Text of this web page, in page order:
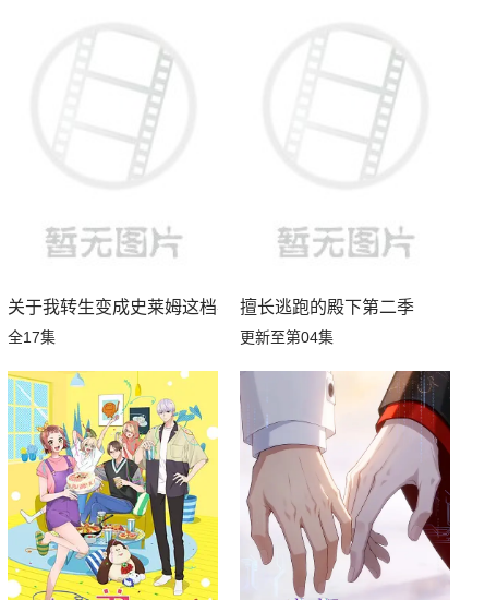
关于我转生变成史莱姆这档事第四季
全17集
擅长逃跑的殿下第二季
更新至第04集